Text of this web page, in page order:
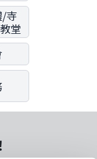
/寺
堂